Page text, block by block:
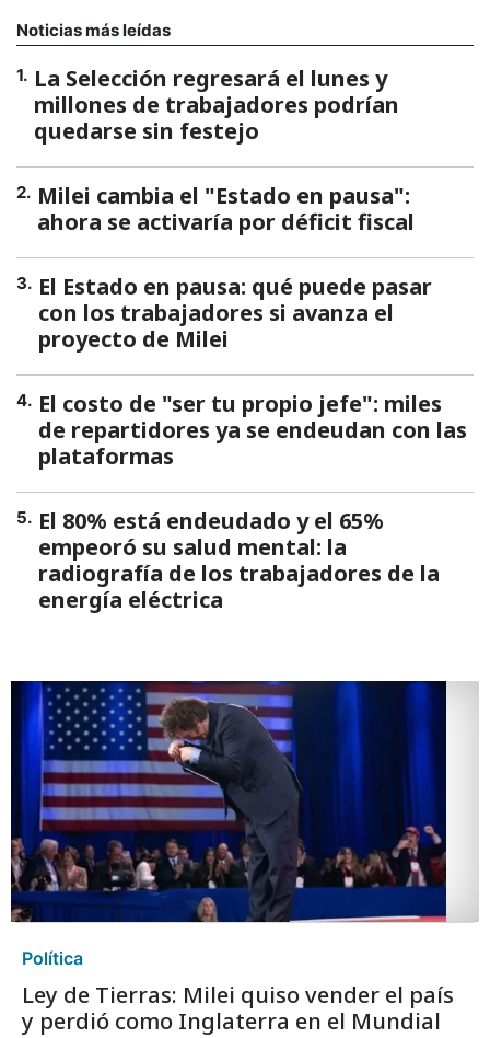
Noticias más leídas
1. La Selección regresará el lunes y
millones de trabajadores podrían
quedarse sin festejo
2. Milei cambia el "Estado en pausa":
ahora se activaría por déficit fiscal
3. El Estado en pausa: qué puede pasar
con los trabajadores si avanza el
proyecto de Milei
4. El costo de "ser tu propio jefe": miles
de repartidores ya se endeudan con las
plataformas
5. El 80% está endeudado y el 65%
empeoró su salud mental: la
radiografía de los trabajadores de la
energía eléctrica
Política
Ley de Tierras: Milei quiso vender el país
y perdió como Inglaterra en el Mundial